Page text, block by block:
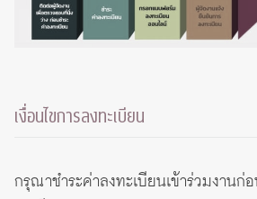
เงื่อนไขการลงทะเบียน
กรุณาชำระค่าลงทะเบียนเข้าร่วมงาน